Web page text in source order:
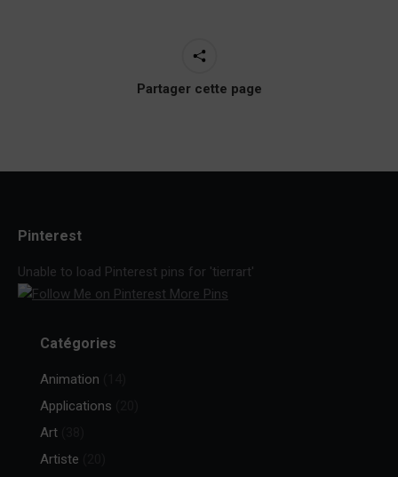
Partager cette page
Pinterest
Unable to load Pinterest pins for 'tierrart'
More Pins
Catégories
Animation
Applications
Art
Artiste